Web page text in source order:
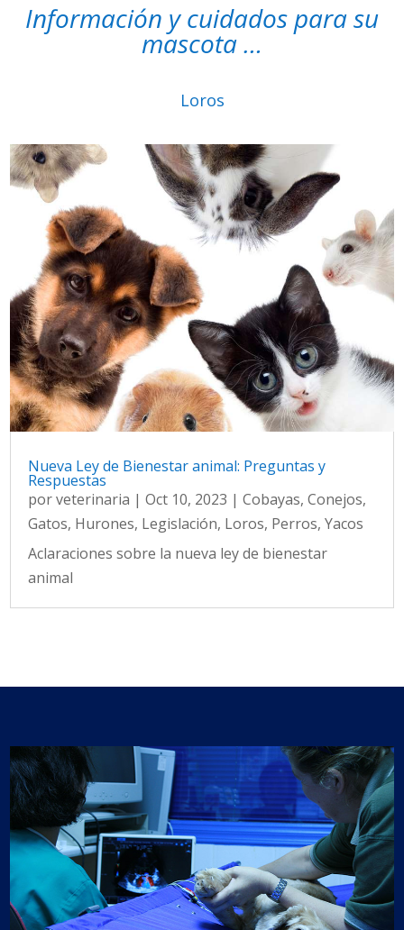
Información y cuidados para su
mascota …
Loros
Nueva Ley de Bienestar animal: Preguntas y
Respuestas
porveterinaria |Oct 10, 2023 |Cobayas,Conejos,
Gatos, Hurones, Legislación, Loros, Perros,Yacos
Aclaraciones sobre la nueva ley de bienestar
animal